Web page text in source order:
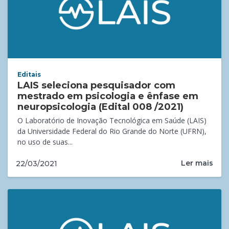
Editais
LAIS seleciona pesquisador com
mestrado em psicologia e ênfase em
neuropsicologia (Edital 008 /2021)
O Laboratório de Inovação Tecnológica em Saúde (LAIS)
da Universidade Federal do Rio Grande do Norte (UFRN),
no uso de suas...
22/03/2021 Ler mais